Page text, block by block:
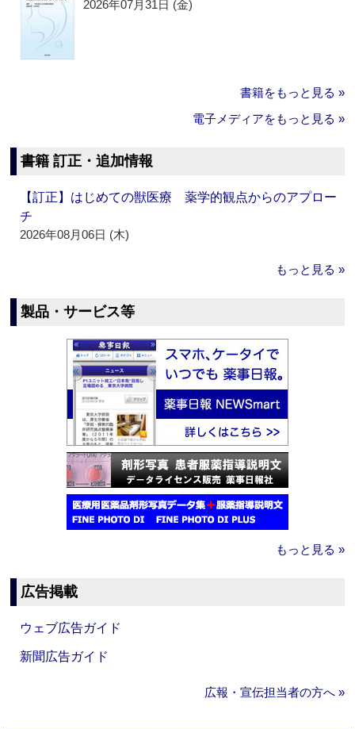
2026年07月31日 (金)
書籍をもっと見る »
電子メディアをもっと見る »
書籍 訂正・追加情報
【訂正】はじめての獣医療 薬学的観点からのアプロー
チ
2026年08月06日 (木)
もっと見る »
製品・サービス等
もっと見る »
広告掲載
ウェブ広告ガイド
新聞広告ガイド
広報・宣伝担当者の方へ »